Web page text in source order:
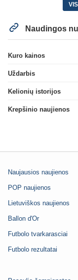
Naudingos
Kuro kainos
Uždarbis
Kelionių istorijos
Krepšinio naujienos
Naujausios naujienos
POP naujienos
Lietuviškos naujienos
Ballon d'Or
Futbolo tvarkarasciai
Futbolo rezultatai